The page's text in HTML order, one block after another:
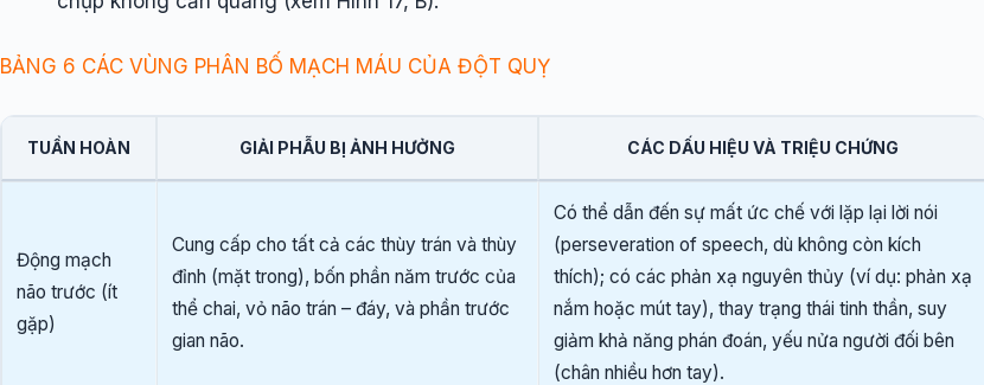
BẢNG 6 CÁC VÙNG PHÂN BỐ MẠCH MÁU CỦA ĐỘT QUỴ
TUẦN HOÀN GIẢI PHẪU BỊ ẢNH HƯỞNG CÁC DẤU HIỆU VÀ TRIỆU CHỨNG
Động mạch
não trước (ít
gặp)
Cung cấp cho tất cả các thùy trán và thùy
đỉnh (mặt trong), bốn phần năm trước của
thể chai, vỏ não trán – đáy, và phần trước
gian não.
Có thể dẫn đến sự mất ức chế với lặp lại lời nói
(perseveration of speech, dù không còn kích
thích); có các phản xạ nguyên thủy (ví dụ: phản xạ
nắm hoặc mút tay), thay trạng thái tinh thần, suy
giảm khả năng phán đoán, yếu nửa người đối bên
(chân nhiều hơn tay).